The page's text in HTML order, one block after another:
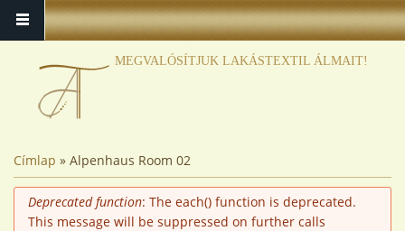
MEGVALÓSÍTJUK LAKÁSTEXTIL ÁLMAIT!
JELENLEGI HELY
Címlap » Alpenhaus Room 02
HIBAÜZENET
Deprecated function: The each() function is deprecated.
This message will be suppressed on further calls